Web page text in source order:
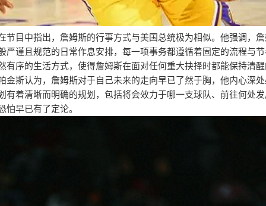
节目中指出，詹姆斯的行事方式与美国总统极为相似。他强调，
严谨且规范的日常作息安排，每一项事务都遵循着固定的流程与
有序的生活方式，使得詹姆斯在面对任何重大抉择时都能保持清
金斯认为，詹姆斯对于自己未来的走向早已了然于胸，他内心深
有着清晰而明确的规划，包括将会效力于哪一支球队、前往何处
怕早已有了定论。